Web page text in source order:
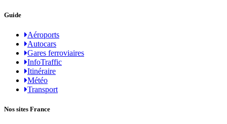
Guide
Aéroports
Autocars
Gares ferroviaires
InfoTraffic
Itinéraire
Météo
Transport
Nos sites France